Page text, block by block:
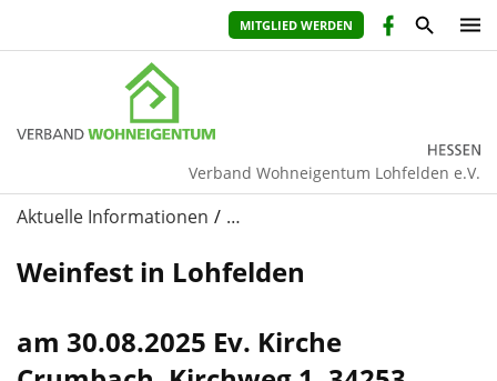
MITGLIED WERDEN
Verband Wohneigentum Lohfelden e.V.
Aktuelle Informationen …
Weinfest in Lohfelden
am 30.08.2025 Ev. Kirche